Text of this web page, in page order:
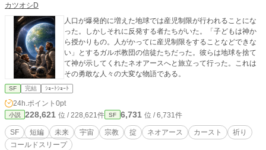
カツオシD
人口が爆発的に増えた地球では産児制限が行われることにな
った。しかしそれに反発する者たちがいた。「子どもは神か
ら授かりもの。人がかってに産児制限をすることなどできな
い」とするガルポ教団の信徒たちだった。彼らは地球を捨て
て神が示してくれたネオアースへと旅立って行った。これは
その勇敢な人々の大変な物語である。
SF 完結 ｼｮｰﾄｼｮｰﾄ
24h.ポイント 0pt
小説 228,621 位 / 228,621件 SF 6,731 位 / 6,731件
SF 短編 未来 宇宙 宗教 掟 ネオアース カースト
祈り
コールドスリープ